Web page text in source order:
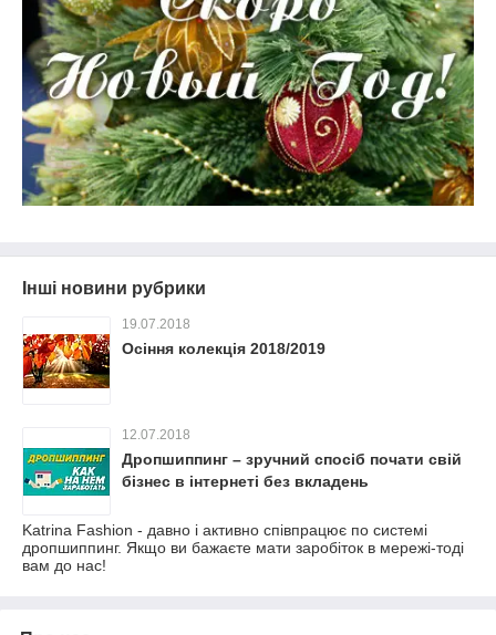
Інші новини рубрики
19.07.2018
Осіння колекція 2018/2019
12.07.2018
Дропшиппинг – зручний спосіб почати свій
бізнес в інтернеті без вкладень
Katrina Fashion - давно і активно співпрацює по системі
дропшиппинг. Якщо ви бажаєте мати заробіток в мережі-тоді
вам до нас!